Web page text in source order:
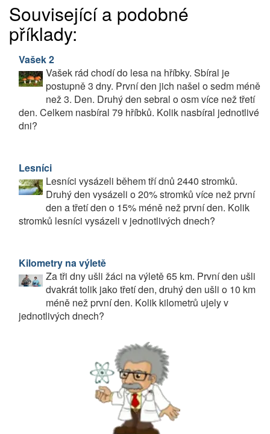
Související a podobné
příklady:
Vašek 2
Vašek rád chodí do lesa na hříbky. Sbíral je
postupně 3 dny. První den jich našel o sedm méně
než 3. Den. Druhý den sebral o osm více než třetí
den. Celkem nasbíral 79 hříbků. Kolik nasbíral jednotlivé
dni?
Lesníci
Lesníci vysázeli během tří dnů 2440 stromků.
Druhý den vysázeli o 20% stromků více než první
den a třetí den o 15% méně než první den. Kolik
stromků lesníci vysázeli v jednotlivých dnech?
Kilometry na výletě
Za tři dny ušli žáci na výletě 65 km. První den ušli
dvakrát tolik jako třetí den, druhý den ušli o 10 km
méně než první den. Kolik kilometrů ujely v
jednotlivých dnech?